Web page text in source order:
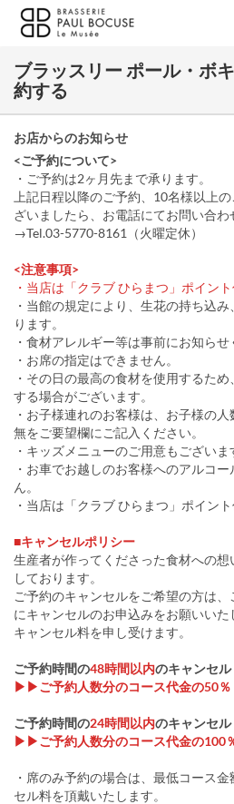
ブラッスリー ポール・ボ
約する
お店からのお知らせ
<ご予約について>
・ご予約は2ヶ月先まで承ります。
上記日程以降のご予約、10名様以上
ざいましたら、お電話にてお問い合わ
→Tel.03-5770-8161（火曜定休）
<注意事項>
・当店は「クラブ ひらまつ」ポイン
・当館の規定により、生花の持ち込
ります。
・食材アレルギー等は事前にお知らせ
・お席の指定はできません。
・その日の最高の食材を使用するた
する場合がございます。
・お子様連れのお客様は、お子様の
無をご要望欄にご記入ください。
・キッズメニューのご用意もございま
・お車でお越しのお客様へのアルコ
ん。
・当店は「クラブ ひらまつ」ポイン
■キャンセルポリシー
生産者が作ってくださった食材への
しております。
ご予約のキャンセルをご希望の方は
にキャンセルのお申込みをお願いい
キャンセル料を申し受けます。
ご予約時間の48時間以内のキャンセ
▶▶ご予約人数分のコース代金の50％
ご予約時間の24時間以内のキャンセ
▶▶ご予約人数分のコース代金の100
・席のみ予約の場合は、最低コース
セル料を頂戴いたします。